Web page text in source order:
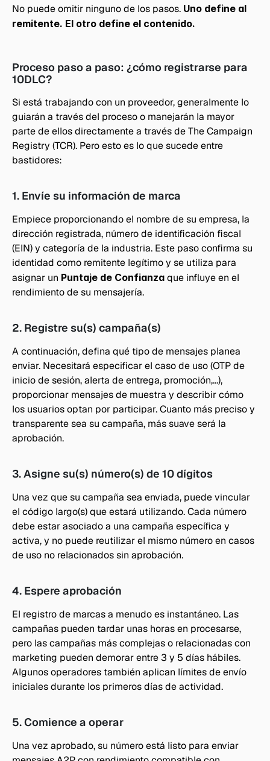
No puede omitir ninguno de los pasos. Uno define al
remitente. El otro define el contenido.
Proceso paso a paso: ¿cómo registrarse para
10DLC?
Si está trabajando con un proveedor, generalmente lo
guiarán a través del proceso o manejarán la mayor
parte de ellos directamente a través de The Campaign
Registry (TCR). Pero esto es lo que sucede entre
bastidores:
1. Envíe su información de marca
Empiece proporcionando el nombre de su empresa, la
dirección registrada, número de identificación fiscal
(EIN) y categoría de la industria. Este paso confirma su
identidad como remitente legítimo y se utiliza para
asignar un Puntaje de Confianza que influye en el
rendimiento de su mensajería.
2. Registre su(s) campaña(s)
A continuación, defina qué tipo de mensajes planea
enviar. Necesitará especificar el caso de uso (OTP de
inicio de sesión, alerta de entrega, promoción,...),
proporcionar mensajes de muestra y describir cómo
los usuarios optan por participar. Cuanto más preciso y
transparente sea su campaña, más suave será la
aprobación.
3. Asigne su(s) número(s) de 10 dígitos
Una vez que su campaña sea enviada, puede vincular
el código largo(s) que estará utilizando. Cada número
debe estar asociado a una campaña específica y
activa, y no puede reutilizar el mismo número en casos
de uso no relacionados sin aprobación.
4. Espere aprobación
El registro de marcas a menudo es instantáneo. Las
campañas pueden tardar unas horas en procesarse,
pero las campañas más complejas o relacionadas con
marketing pueden demorar entre 3 y 5 días hábiles.
Algunos operadores también aplican límites de envío
iniciales durante los primeros días de actividad.
5. Comience a operar
Una vez aprobado, su número está listo para enviar